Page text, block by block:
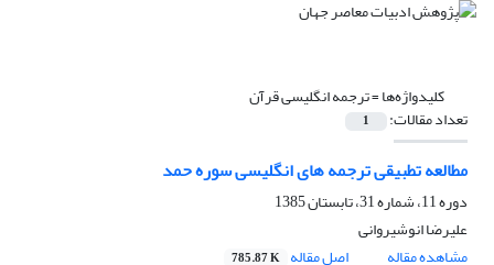
کلیدواژه‌ها =ترجمه انگلیسی قرآن
تعداد مقالات: 1
مطالعه تطبیقی ترجمه های انگلیسی سوره حمد
دوره 11، شماره 31، تابستان 1385
علیرضا انوشیروانی
مشاهده مقاله
اصل مقاله 785.87 K